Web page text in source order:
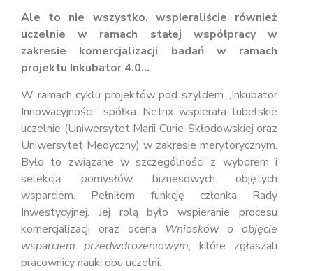
Ale to nie wszystko, wspieraliście również
uczelnie w ramach
stałej współpracy w
zakresie komercjalizacji badań w ramach
projektu Inkubator 4.0…
W ramach cyklu projektów pod szyldem „Inkubator
Innowacyjności” spółka Netrix wspierała lubelskie
uczelnie (Uniwersytet Marii Curie-Skłodowskiej oraz
Uniwersytet Medyczny) w zakresie merytorycznym.
Było to związane w szczególności z wyborem i
selekcją pomysłów biznesowych objętych
wsparciem. Pełniłem funkcję członka Rady
Inwestycyjnej. Jej rolą było wspieranie procesu
komercjalizacji oraz ocena Wniosków o objęcie
wsparciem przedwdrożeniowym, które zgłaszali
pracownicy nauki obu uczelni.